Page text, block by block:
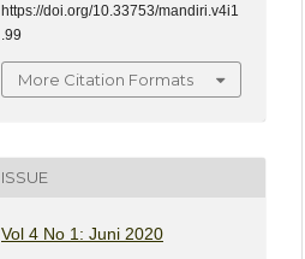
https://doi.org/10.33753/mandiri.v4i1
.99
More Citation Formats
ISSUE
Vol 4 No 1: Juni 2020